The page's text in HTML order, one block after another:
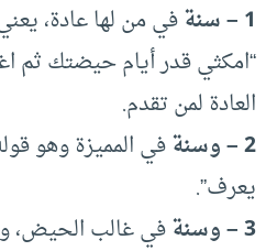
1 – سنة
في من لها عادة،
“امكثي قدر أيام حيضتك ثم
العادة لمن تقدم.
2 – وسنة
في المميزة وهو
يعرف”.
3 – وسنة
في غالب الحيض،